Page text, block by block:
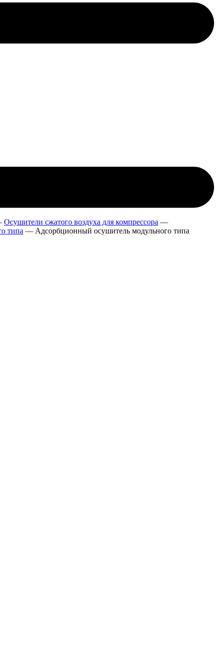
Осушители сжатого воздуха для компрессора —
типа — Адсорбционный осушитель модульного типа